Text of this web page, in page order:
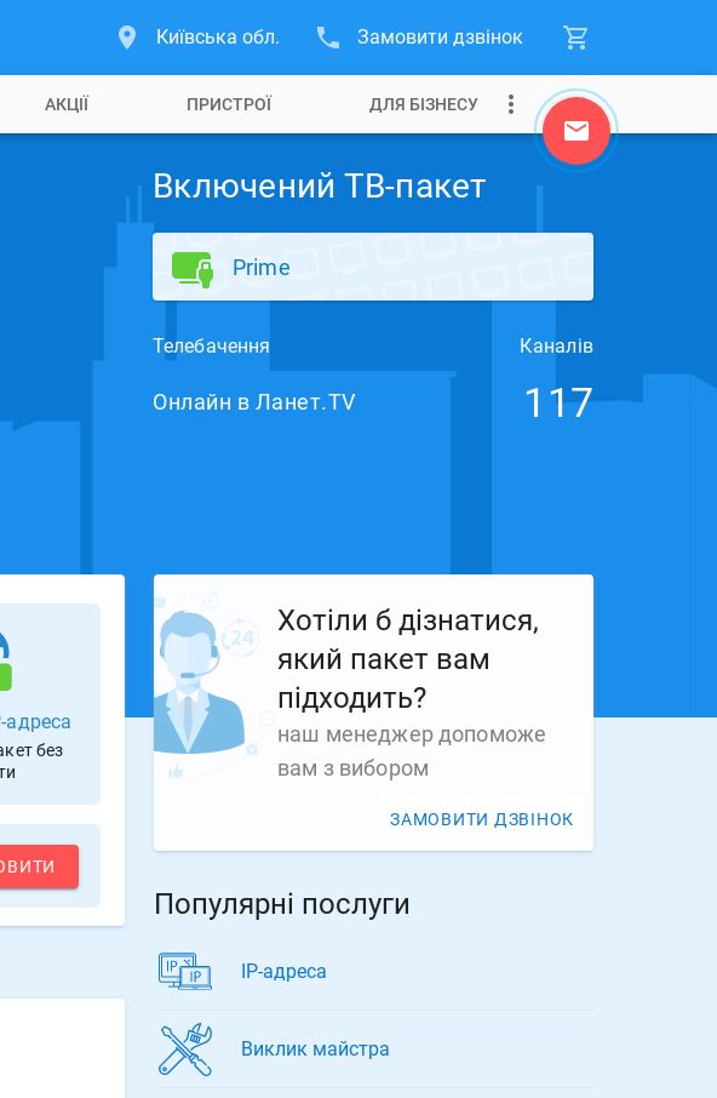
Київська обл. Замовити дзвінок
АКЦІЇ ПРИСТРОЇ ДЛЯ БІЗНЕСУ
Включений ТВ-пакет
Prime
Телебачення Каналів
Онлайн в Ланет.TV 117
адреса
без
Хотіли б дізнатися,
який пакет вам
підходить?
наш менеджер допоможе
вам з вибором
ЗАМОВИТИ ДЗВІНОК
Популярні послуги
ІР-адреса
Виклик майстра